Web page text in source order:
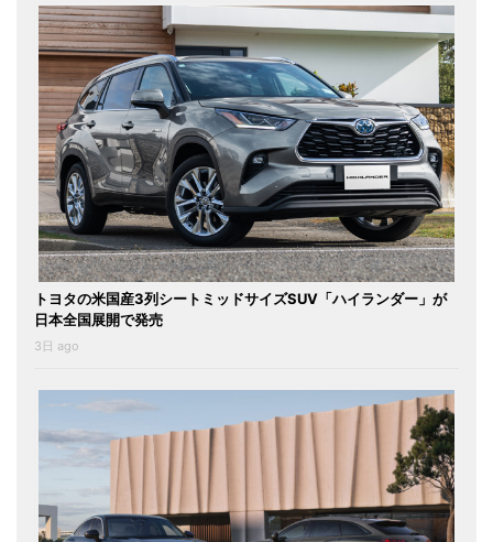
トヨタの米国産3列シートミッドサイズSUV「ハイランダー」が
日本全国展開で発売
3日 ago